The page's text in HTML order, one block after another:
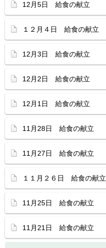
12月5日 給食の献立
１２月４日 給食の献立
12月3日 給食の献立
12月2日 給食の献立
12月1日 給食の献立
11月28日 給食の献立
11月27日 給食の献立
１１月２６日 給食の献立
11月25日 給食の献立
11月21日 給食の献立